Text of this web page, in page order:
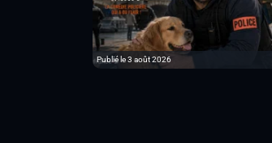
Publié le 3 août 2026